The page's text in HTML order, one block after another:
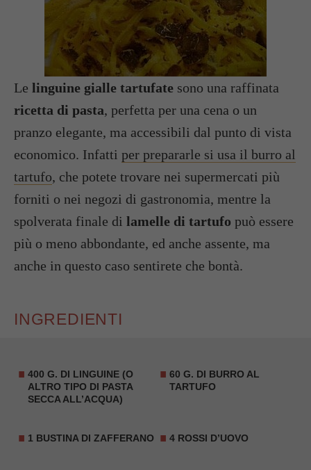
Le linguine gialle tartufate sono una raffinata
ricetta di pasta, perfetta per una cena o un
pranzo elegante, ma accessibili dal punto di vista
economico. Infatti per prepararle si usa il burro al
tartufo, che potete trovare nei supermercati più
forniti o nei negozi di gastronomia, mentre la
spolverata finale di lamelle di tartufo può essere
più o meno abbondante, ed anche assente, ma
anche in questo caso sentirete che bontà.
INGREDIENTI
400 G. DI LINGUINE (O
ALTRO TIPO DI PASTA
SECCA ALL’ACQUA)
60 G. DI BURRO AL
TARTUFO
1 BUSTINA DI ZAFFERANO 4 ROSSI D’UOVO